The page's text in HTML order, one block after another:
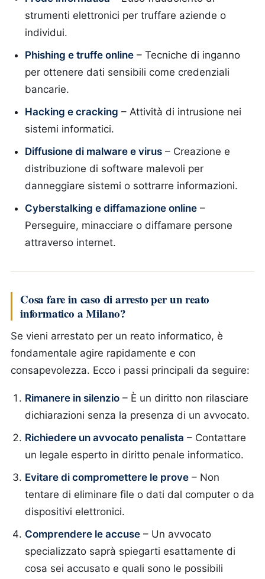
strumenti elettronici per truffare aziende o
individui.
Phishing e truffe online – Tecniche di inganno
per ottenere dati sensibili come credenziali
bancarie.
Hacking e cracking – Attività di intrusione nei
sistemi informatici.
Diffusione di malware e virus – Creazione e
distribuzione di software malevoli per
danneggiare sistemi o sottrarre informazioni.
Cyberstalking e diffamazione online –
Perseguire, minacciare o diffamare persone
attraverso internet.
Cosa fare in caso di arresto per un reato
informatico a Milano?
Se vieni arrestato per un reato informatico, è
fondamentale agire rapidamente e con
consapevolezza. Ecco i passi principali da seguire:
Rimanere in silenzio – È un diritto non rilasciare
dichiarazioni senza la presenza di un avvocato.
Richiedere un avvocato penalista – Contattare
un legale esperto in diritto penale informatico.
Evitare di compromettere le prove – Non
tentare di eliminare file o dati dal computer o da
dispositivi elettronici.
Comprendere le accuse – Un avvocato
specializzato saprà spiegarti esattamente di
cosa sei accusato e quali sono le possibili